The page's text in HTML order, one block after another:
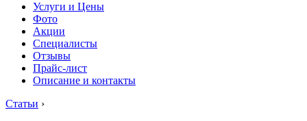
Услуги и Цены
Фото
Акции
Специалисты
Отзывы
Прайс-лист
Описание и контакты
Статьи ›